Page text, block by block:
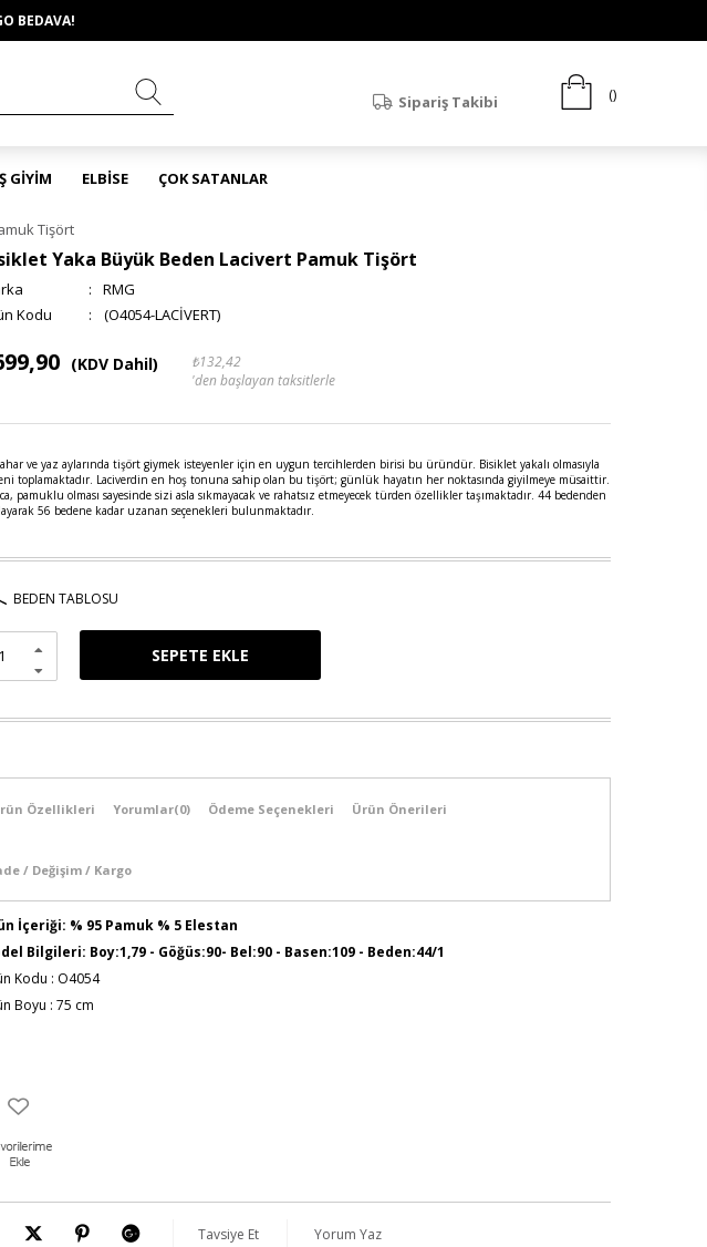
BEDAVA!
Sipariş Takibi
GİYİM ELBİSE ÇOK SATANLAR
Tişört
Yaka Büyük Beden Lacivert Pamuk Tişört
:
RMG
(O4054-LACİVERT)
(KDV Dahil)
₺132,42
'den başlayan taksitlerle
ve yaz aylarında tişört giymek isteyenler için en uygun tercihlerden birisi bu üründür. Bisiklet yakalı olmasıyla
toplamaktadır. Laciverdin en hoş tonuna sahip olan bu tişört; günlük hayatın her noktasında giyilmeye müsaittir.
pamuklu olması sayesinde sizi asla sıkmayacak ve rahatsız etmeyecek türden özellikler taşımaktadır. 44 bedenden
56 bedene kadar uzanan seçenekleri bulunmaktadır.
BEDEN TABLOSU
Özellikleri Yorumlar(0) Ödeme Seçenekleri Ürün Önerileri
/ Değişim / Kargo
İçeriği: % 95 Pamuk % 5 Elestan
Bilgileri: Boy:1,79 - Göğüs:90- Bel:90 - Basen:109 - Beden:44/1
Kodu : O4054
Boyu : 75 cm
Tavsiye Et Yorum Yaz